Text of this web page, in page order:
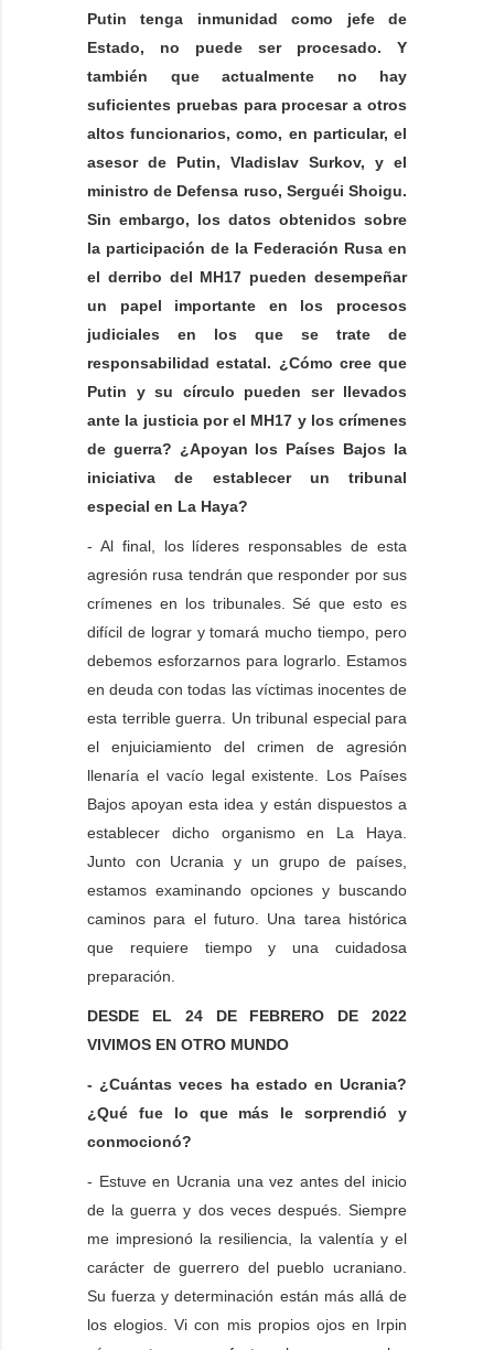
Putin tenga inmunidad como jefe de
Estado, no puede ser procesado. Y
también que actualmente no hay
suficientes pruebas para procesar a otros
altos funcionarios, como, en particular, el
asesor de Putin, Vladislav Surkov, y el
ministro de Defensa ruso, Serguéi Shoigu.
Sin embargo, los datos obtenidos sobre
la participación de la Federación Rusa en
el derribo del MH17 pueden desempeñar
un papel importante en los procesos
judiciales en los que se trate de
responsabilidad estatal. ¿Cómo cree que
Putin y su círculo pueden ser llevados
ante la justicia por el MH17 y los crímenes
de guerra? ¿Apoyan los Países Bajos la
iniciativa de establecer un tribunal
especial en La Haya?
- Al final, los líderes responsables de esta
agresión rusa tendrán que responder por sus
crímenes en los tribunales. Sé que esto es
difícil de lograr y tomará mucho tiempo, pero
debemos esforzarnos para lograrlo. Estamos
en deuda con todas las víctimas inocentes de
esta terrible guerra. Un tribunal especial para
el enjuiciamiento del crimen de agresión
llenaría el vacío legal existente. Los Países
Bajos apoyan esta idea y están dispuestos a
establecer dicho organismo en La Haya.
Junto con Ucrania y un grupo de países,
estamos examinando opciones y buscando
caminos para el futuro. Una tarea histórica
que requiere tiempo y una cuidadosa
preparación.
DESDE EL 24 DE FEBRERO DE 2022
VIVIMOS EN OTRO MUNDO
- ¿Cuántas veces ha estado en Ucrania?
¿Qué fue lo que más le sorprendió y
conmocionó?
- Estuve en Ucrania una vez antes del inicio
de la guerra y dos veces después. Siempre
me impresionó la resiliencia, la valentía y el
carácter de guerrero del pueblo ucraniano.
Su fuerza y determinación están más allá de
los elogios. Vi con mis propios ojos en Irpin